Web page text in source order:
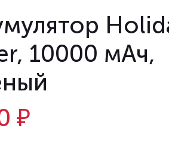
10000 мАч,
₽